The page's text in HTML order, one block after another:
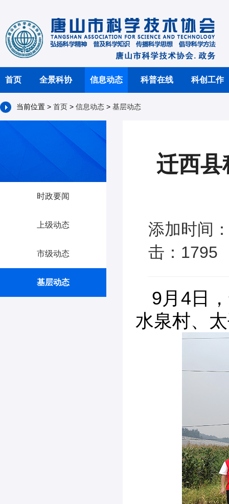
首页 全景科协 信息动态 科普在线 科创工作
当前位置 > 首页 > 信息动态 > 基层动态
时政要闻
上级动态
市级动态
基层动态
迁西县
添加时间
击：1795
9月4日
水泉村、